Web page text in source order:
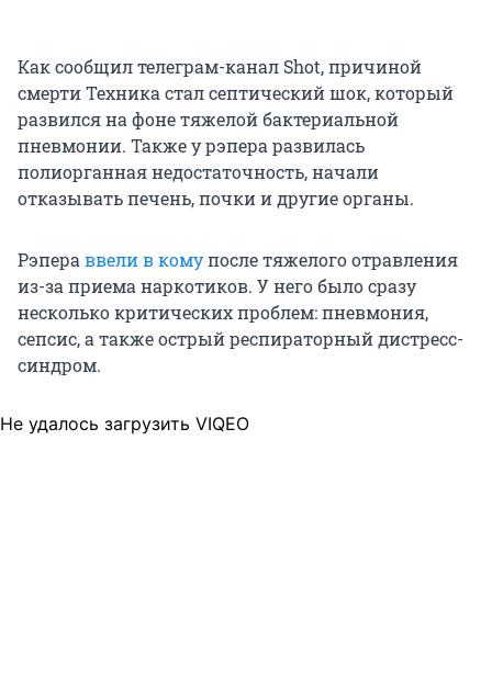
Как сообщил телеграм-канал Shot, причиной
смерти Техника стал септический шок, который
развился на фоне тяжелой бактериальной
пневмонии. Также у рэпера развилась
полиорганная недостаточность, начали
отказывать печень, почки и другие органы.
Рэпера ввели в комупосле тяжелого отравления
из-за приема наркотиков. У него было сразу
несколько критических проблем: пневмония,
сепсис, а также острый респираторный дистресс-
синдром.
Не удалось загрузить VIQEO